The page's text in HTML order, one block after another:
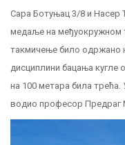
Сара Ботуњац 3/8 и Насер
медаље на међуокружном
такмичење било одржано
дисциплини бацања кугле
на 100 метара била
водио професор Предраг